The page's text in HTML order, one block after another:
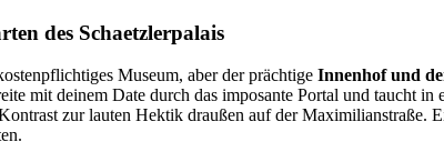
des Schaetzlerpalais
Museum, aber der prächtige Innenhof und
mit deinem Date durch das imposante Portal und taucht in
zur lauten Hektik draußen auf der Maximilianstraße.